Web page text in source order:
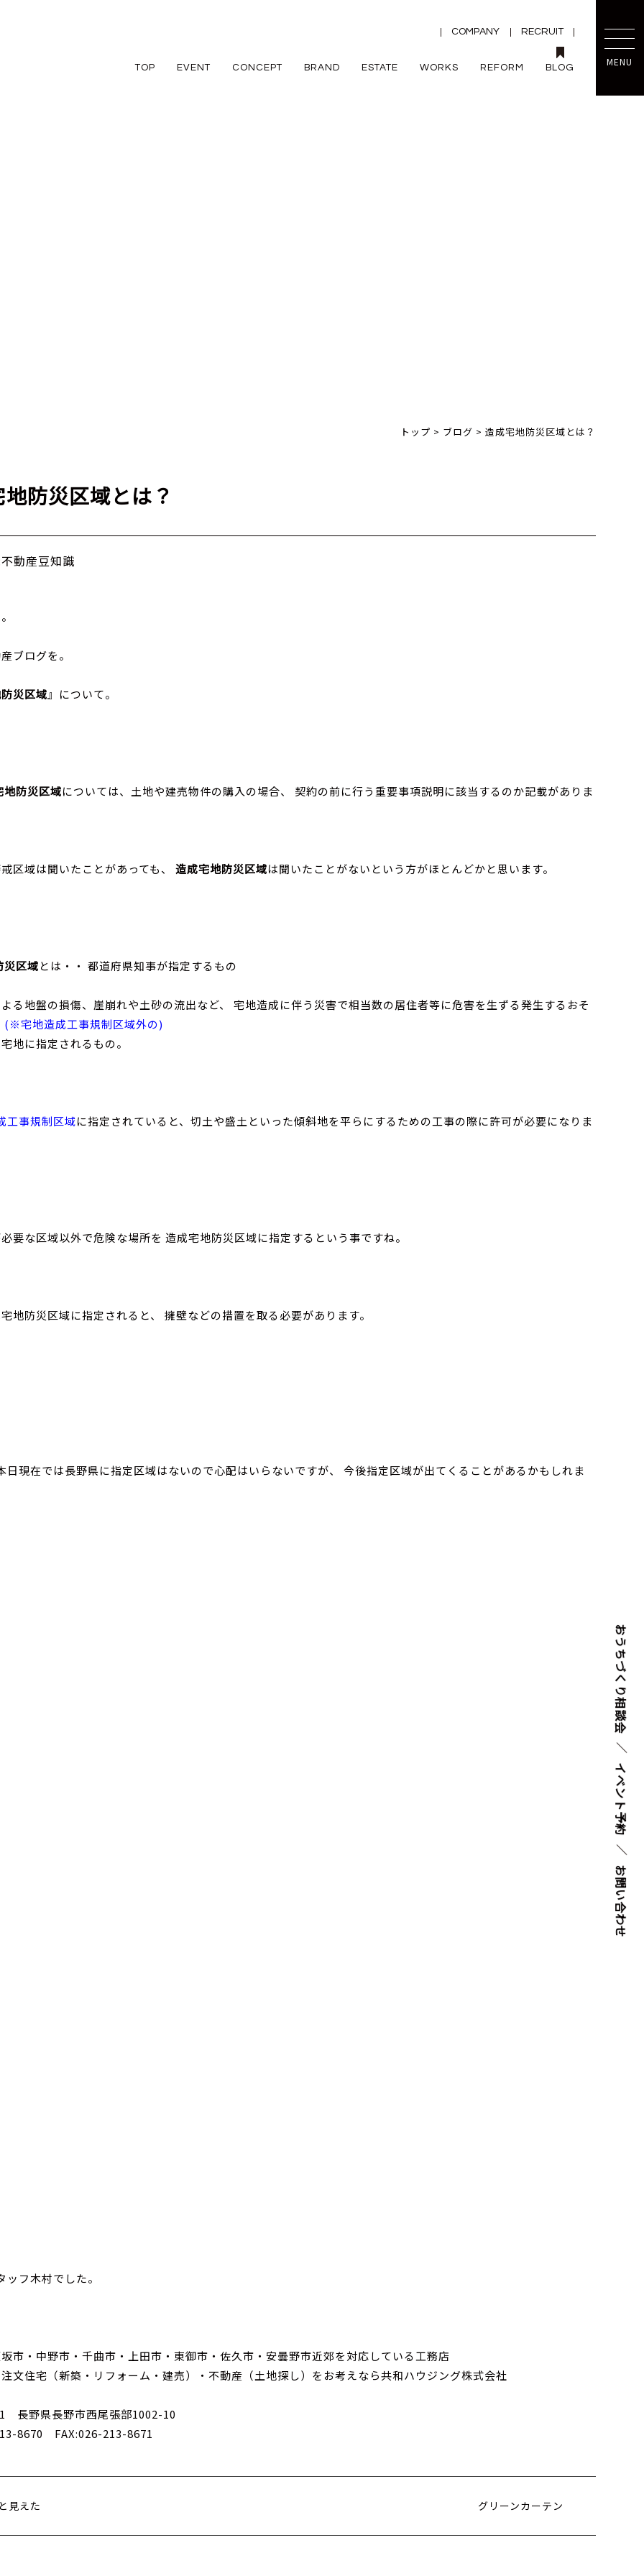
MENU
COMPANY RECRUIT
TOP EVENT CONCEPT BRAND ESTATE WORKS REFORM BLOG
おうちづくり
相談会
イベント
予約
お問い
合わせ
トップ > ブログ > 造成宅地防災区域とは？
防災区域とは？
動産豆知識
ブログを。
災区域』について。
地防災区域については、土地や建売物件の購入の場合、 契約の前に行う重要事項説明に該当するのか記載がありま
区域は聞いたことがあっても、 造成宅地防災区域は聞いたことがないという方がほとんどかと思います。
災区域とは・・ 都道府県知事が指定するもの
る地盤の損傷、崖崩れや土砂の流出など、 宅地造成に伴う災害で相当数の居住者等に危害を生ずる発生するおそ
(※宅地造成工事規制区域外の)
地に指定されるもの。
工事規制区域に指定されていると、切土や盛土といった傾斜地を平らにするための工事の際に許可が必要になりま
要な区域以外で危険な場所を 造成宅地防災区域に指定するという事ですね。
地防災区域に指定されると、 擁壁などの措置を取る必要があります。
日現在では長野県に指定区域はないので心配はいらないですが、 今後指定区域が出てくることがあるかもしれま
ッフ木村でした。
市・中野市・千曲市・上田市・東御市・佐久市・安曇野市近郊を対応している工務店
文住宅（新築・リフォーム・建売）・不動産（土地探し）をお考えなら共和ハウジング株式会社
長野県長野市西尾張部1002-10
8670 FAX:026-213-8671
見えた グリーンカーテン